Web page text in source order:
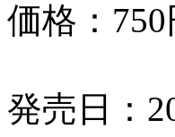
価格： 750
発売日：